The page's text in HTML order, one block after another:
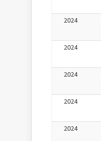
2024
2024
2024
2024
2024